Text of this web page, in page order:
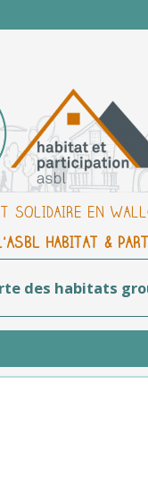
SOLIDAIRE EN
HABITAT &
des habitats